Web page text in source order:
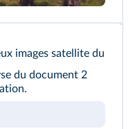
images satellite du
du document 2